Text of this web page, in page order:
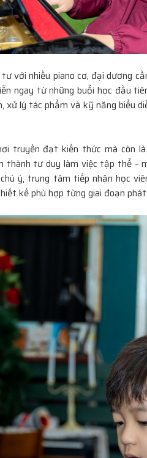
với nhiều piano cơ, đại dương
ngay từ những buổi học đầu
xử lý tác phẩm và kỹ năng biểu
truyền đạt kiến thức mà còn
thành tư duy làm việc tập thể
chú ý, trung tâm tiếp nhận học
kế phù hợp từng giai đoạn